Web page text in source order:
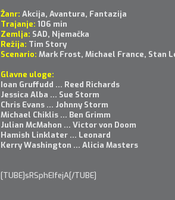
Žanr: Akcija, Avantura, Fantazija
Trajanje: 106 min
Zemlja: SAD, Njemačka
Režija: Tim Story
Scenario: Mark Frost, Michael France, Stan
Glavne uloge:
Ioan Gruffudd ... Reed Richards
Jessica Alba ... Sue Storm
Chris Evans ... Johnny Storm
Michael Chiklis ... Ben Grimm
Julian McMahon ... Victor von Doom
Hamish Linklater ... Leonard
Kerry Washington ... Alicia Masters
[TUBE]sRSphEIfejA[/TUBE]